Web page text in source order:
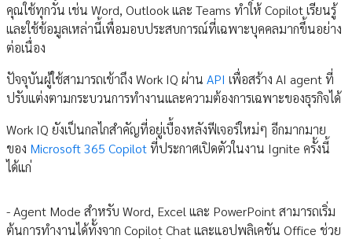
คุณใช้ทุกวัน เช่น Word, Outlook และ Teams ทำให้ Copilot เรียนรู้
และใช้ข้อมูลเหล่านี้เพื่อมอบประสบการณ์ที่เฉพาะบุคคลมากขึ้นอย่าง
ต่อเนื่อง
ปัจจุบันผู้ใช้สามารถเข้าถึง Work IQ ผ่าน API เพื่อสร้าง AI agent ที่
ปรับแต่งตามกระบวนการทำงานและความต้องการเฉพาะของธุรกิจได้
Work IQ ยังเป็นกลไกสำคัญที่อยู่เบื้องหลังฟีเจอร์ใหม่ๆ อีกมากมาย
ของ Microsoft 365 Copilot ที่ประกาศเปิดตัวในงาน Ignite ครั้งนี้
ได้แก่
- Agent Mode สำหรับ Word, Excel และ PowerPoint สามารถเริ่ม
ต้นการทำงานได้ทั้งจาก Copilot Chat และแอปพลิเคชัน Office ช่วย